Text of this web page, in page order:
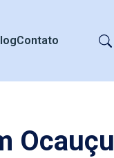
Contato
Ocauçu